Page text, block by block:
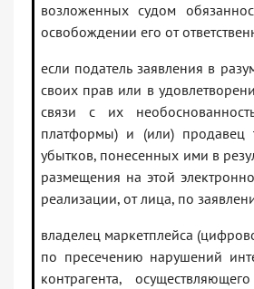
возложенных судом
освобождении его от
если податель заявления в
своих прав или в
связи с их
платформы) и (или) продавец
убытков, понесенных ими в
размещения на этой
реализации, от лица, по
владелец маркетплейса
по пресечению нарушений
контрагента,